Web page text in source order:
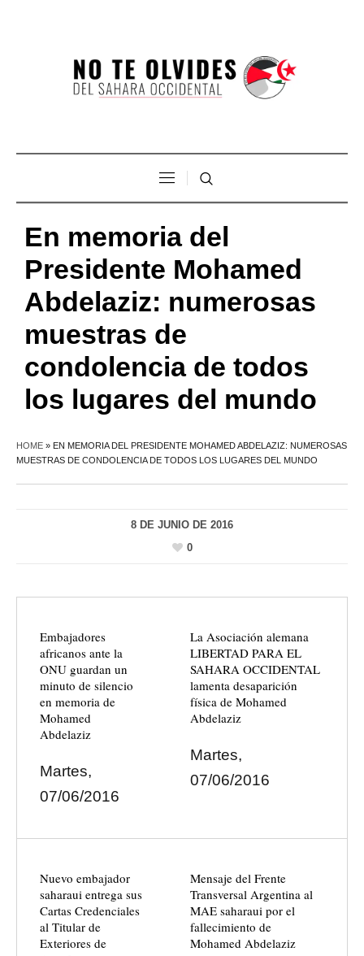
En memoria del
Presidente Mohamed
Abdelaziz: numerosas
muestras de
condolencia de todos
los lugares del mundo
HOME » EN MEMORIA DEL PRESIDENTE MOHAMED ABDELAZIZ: NUMEROSAS
MUESTRAS DE CONDOLENCIA DE TODOS LOS LUGARES DEL MUNDO
8 DE JUNIO DE 2016
0
Embajadores
africanos ante la
ONU guardan un
minuto de silencio
en memoria de
Mohamed
Abdelaziz
Martes,
07/06/2016
La Asociación alemana
LIBERTAD PARA EL
SAHARA OCCIDENTAL
lamenta desaparición
física de Mohamed
Abdelaziz
Martes,
07/06/2016
Nuevo embajador
saharaui entrega sus
Cartas Credenciales
al Titular de
Exteriores de
Mensaje del Frente
Transversal Argentina al
MAE saharaui por el
fallecimiento de
Mohamed Abdelaziz